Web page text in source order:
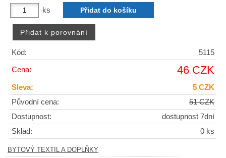
ks
Kód: 5115
Cena: 46 CZK
Sleva:
5 CZK
Původní cena:
51 CZK
Dostupnost:
dostupnost 7dní
Sklad:
0 ks
BYTOVÝ TEXTIL A DOPLŇKY